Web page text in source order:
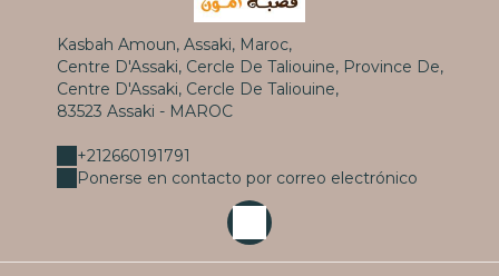
Kasbah Amoun, Assaki, Maroc,
Centre D'Assaki, Cercle De Taliouine, Province De,
Centre D'Assaki, Cercle De Taliouine,
83523 Assaki - MAROC
+212660191791
Ponerse en contacto por correo electrónico